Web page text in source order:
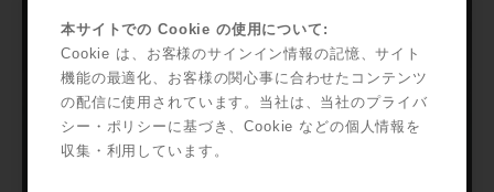
本サイトでの Cookie の使用について:
Cookie は、お客様のサインイン情報の記憶、サイト
機能の最適化、お客様の関心事に合わせたコンテンツ
の配信に使用されています。当社は、当社のプライバ
シー・ポリシーに基づき、Cookie などの個人情報を
収集・利用しています。